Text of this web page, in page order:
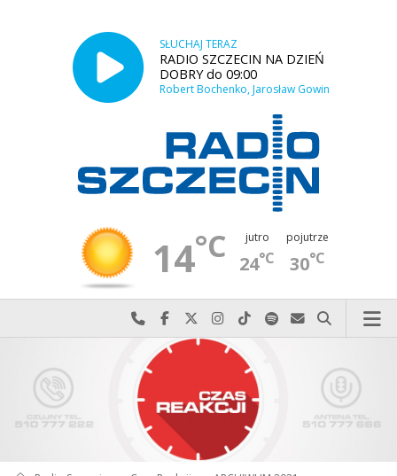
SŁUCHAJ TERAZ
RADIO SZCZECIN NA DZIEŃ
DOBRY do 09:00
Robert Bochenko, Jarosław Gowin
14°C jutro
24°C
pojutrze
30°C
Najlepiej po prostu do nas zadzwoń
Odwiedź nas na Facebook-u
Odwiedź nas na X
Odwiedź nas na Instagram-ie
Odwiedź nas na TikTok-u
Szukaj nas na Spotify
Wyślij do nas
Szukaj